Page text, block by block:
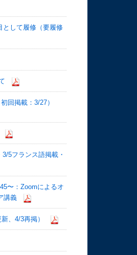
として履修（要履修
回掲載：3/27）
5フランス語掲載・
〜：Zoomによるオ
講義
、4/3再掲）